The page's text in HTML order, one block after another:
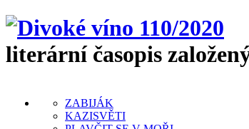
literární časopis
ZABIJÁK
KAZISVĚTI